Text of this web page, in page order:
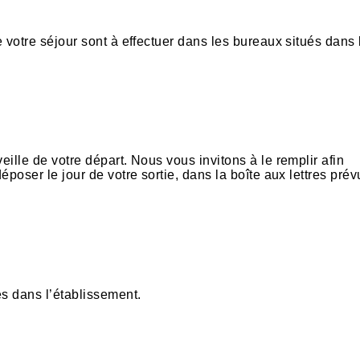
séjour sont à effectuer dans les bureaux situés dans
de votre départ. Nous vous invitons à le remplir afin
le jour de votre sortie, dans la boîte aux lettres
dans l’établissement.